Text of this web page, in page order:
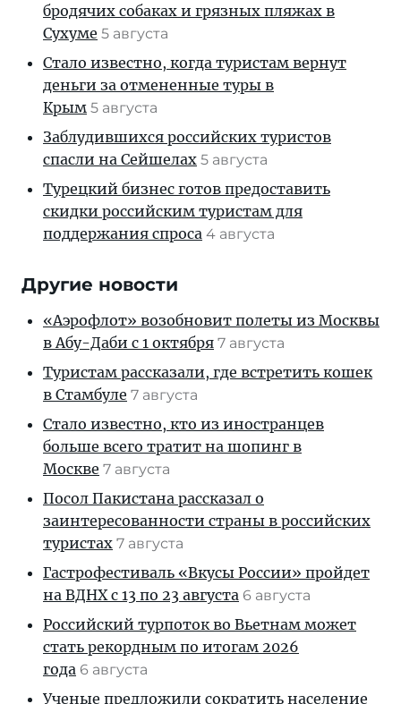
бродячих собаках и грязных пляжах в
Сухуме 5 августа
Стало известно, когда туристам вернут
деньги за отмененные туры в
Крым 5 августа
Заблудившихся российских туристов
спасли на Сейшелах 5 августа
Турецкий бизнес готов предоставить
скидки российским туристам для
поддержания спроса 4 августа
Другие новости
«Аэрофлот» возобновит полеты из Москвы
в Абу-Даби с 1 октября 7 августа
Туристам рассказали, где встретить кошек
в Стамбуле 7 августа
Стало известно, кто из иностранцев
больше всего тратит на шопинг в
Москве 7 августа
Посол Пакистана рассказал о
заинтересованности страны в российских
туристах 7 августа
Гастрофестиваль «Вкусы России» пройдет
на ВДНХ с 13 по 23 августа 6 августа
Российский турпоток во Вьетнам может
стать рекордным по итогам 2026
года 6 августа
Ученые предложили сократить население